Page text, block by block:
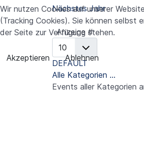
Nächstes Jahr
Limite der
Anzeige #
DEFAULT
Alle Kategorien ...
Events aller Kategorien
Wir nutzen Cookies auf unserer
(Tracking Cookies). Sie können selbst
der Seite zur Verfügung stehen.
Akzeptieren Ablehnen